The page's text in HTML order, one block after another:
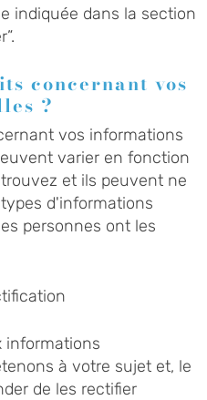
indiquée dans la section
concernant vos
?
vos informations
varier en fonction
et ils peuvent ne
d'informations
personnes ont les
informations
à votre sujet et, le
de les rectifier